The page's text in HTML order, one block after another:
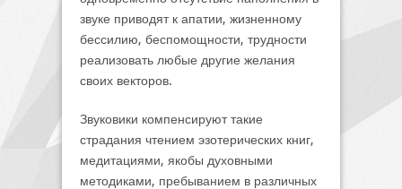
звуке приводят к апатии, жизненному
бессилию, беспомощности, трудности
реализовать любые другие желания
своих векторов.
Звуковики компенсируют такие
страдания чтением эзотерических книг,
медитациями, якобы духовными
методиками, пребыванием в различных